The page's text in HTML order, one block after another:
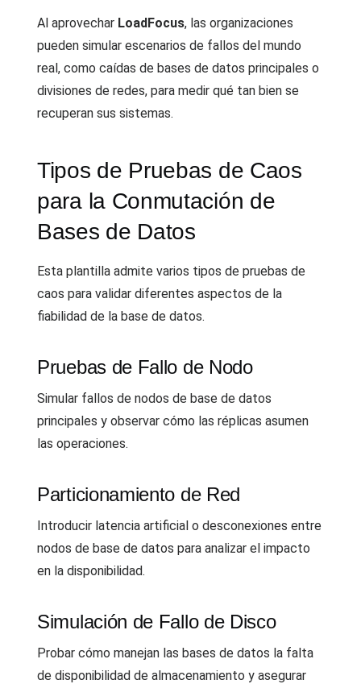
Al aprovechar LoadFocus, las organizaciones
pueden simular escenarios de fallos del mundo
real, como caídas de bases de datos principales o
divisiones de redes, para medir qué tan bien se
recuperan sus sistemas.
Tipos de Pruebas de Caos
para la Conmutación de
Bases de Datos
Esta plantilla admite varios tipos de pruebas de
caos para validar diferentes aspectos de la
fiabilidad de la base de datos.
Pruebas de Fallo de Nodo
Simular fallos de nodos de base de datos
principales y observar cómo las réplicas asumen
las operaciones.
Particionamiento de Red
Introducir latencia artificial o desconexiones entre
nodos de base de datos para analizar el impacto
en la disponibilidad.
Simulación de Fallo de Disco
Probar cómo manejan las bases de datos la falta
de disponibilidad de almacenamiento y asegurar